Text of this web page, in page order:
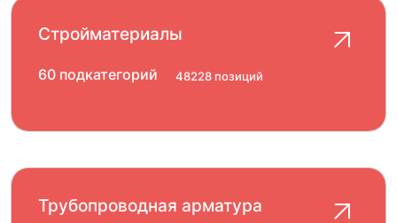
Стройматериалы
60 подкатегорий 48228 позиций
Трубопроводная арматура